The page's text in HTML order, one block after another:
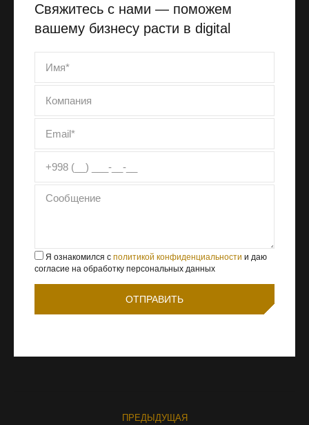
Свяжитесь с нами — поможем
вашему бизнесу расти в digital
Я ознакомился с политикой конфиденциальности и даю
согласие на обработку персональных данных
ПРЕДЫДУЩАЯ